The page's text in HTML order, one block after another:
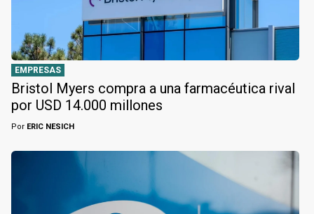
EMPRESAS
Bristol Myers compra a una farmacéutica rival
por USD 14.000 millones
Por ERIC NESICH